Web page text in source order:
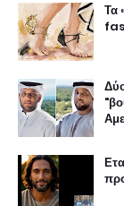
Τα